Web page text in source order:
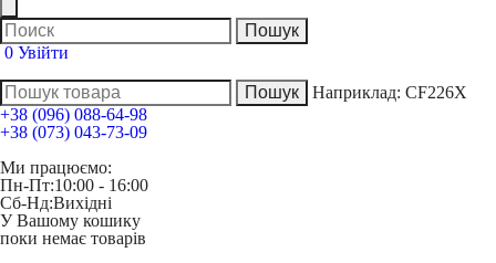
0 Увійти
Наприклад: CF226X
+38 (096) 088-64-98
+38 (073) 043-73-09
Ми працюємо:
Пн-Пт:10:00 - 16:00
Сб-Нд:Вихідні
У Вашому кошику
поки немає товарів